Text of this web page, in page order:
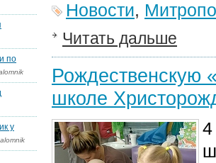
Новости,
Читать дальше
Рождественскую
школе
4
по
у